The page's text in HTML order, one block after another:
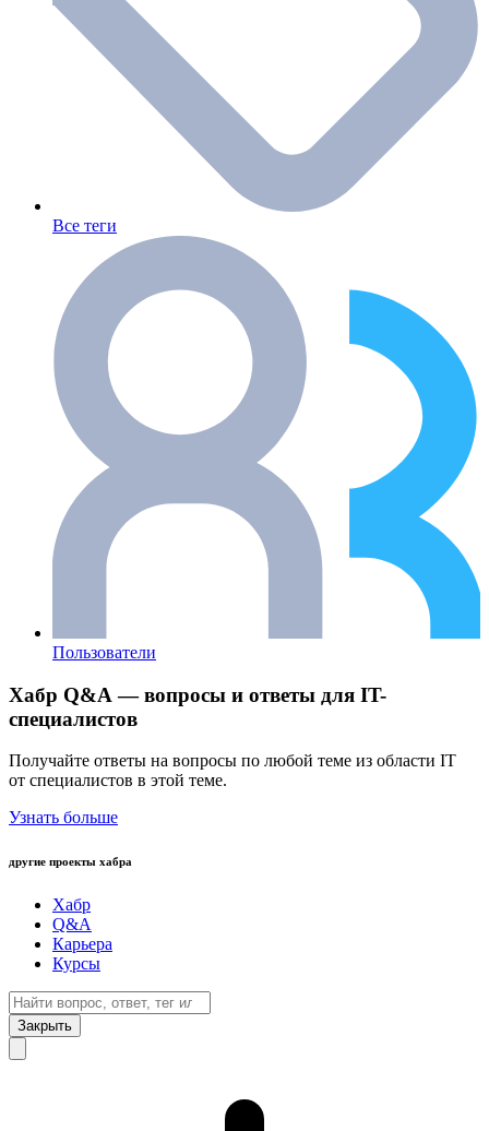
Все теги
Пользователи
Хабр Q&A — вопросы и ответы для IT-
специалистов
Получайте ответы на вопросы по любой теме из области IT
от специалистов в этой теме.
Узнать больше
другие проекты хабра
Хабр
Q&A
Карьера
Курсы
Закрыть